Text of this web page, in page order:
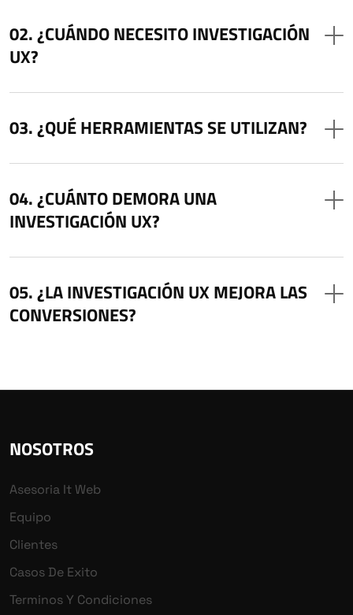
¿CUÁNDO NECESITO INVESTIGACIÓN
UX?
¿QUÉ HERRAMIENTAS SE UTILIZAN?
¿CUÁNTO DEMORA UNA
INVESTIGACIÓN UX?
¿LA INVESTIGACIÓN UX MEJORA LAS
CONVERSIONES?
NOSOTROS
Asesoria It Web
Equipo
Clientes
Casos De Exito
Terminos Y Condiciones